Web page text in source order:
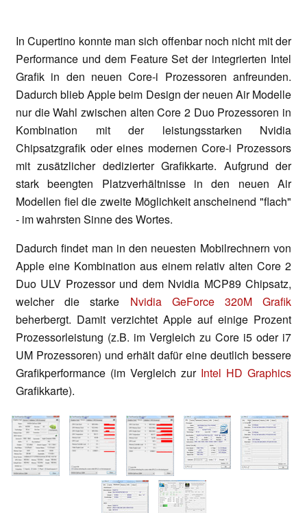
In Cupertino konnte man sich offenbar noch nicht mit der
Performance und dem Feature Set der integrierten Intel
Grafik in den neuen Core-i Prozessoren anfreunden.
Dadurch blieb Apple beim Design der neuen Air Modelle
nur die Wahl zwischen alten Core 2 Duo Prozessoren in
Kombination mit der leistungsstarken Nvidia
Chipsatzgrafik oder eines modernen Core-i Prozessors
mit zusätzlicher dedizierter Grafikkarte. Aufgrund der
stark beengten Platzverhältnisse in den neuen Air
Modellen fiel die zweite Möglichkeit anscheinend "flach"
- im wahrsten Sinne des Wortes.
Dadurch findet man in den neuesten Mobilrechnern von
Apple eine Kombination aus einem relativ alten Core 2
Duo ULV Prozessor und dem Nvidia MCP89 Chipsatz,
welcher die starke Nvidia GeForce 320M Grafik
beherbergt. Damit verzichtet Apple auf einige Prozent
Prozessorleistung (z.B. im Vergleich zu Core i5 oder i7
UM Prozessoren) und erhält dafür eine deutlich bessere
Grafikperformance (im Vergleich zur Intel HD Graphics
Grafikkarte).